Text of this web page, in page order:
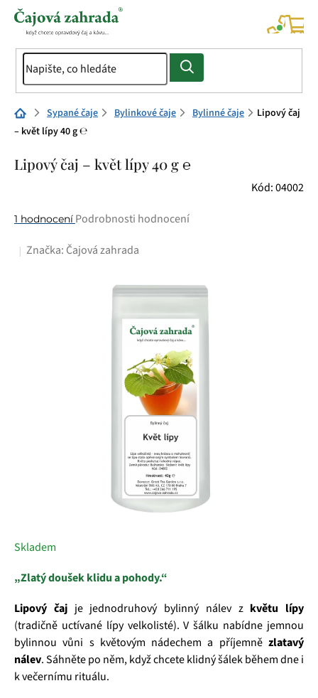
Přejít
Domů Sypané čaje Bylinkové čaje Bylinné čaje
Lipový čaj
– květ lípy 40 g ℮
Lipový čaj – květ lípy 40 g ℮
Kód:04002
Průměrné
produktu
1 hodnocení Podrobnosti hodnocení
Značka: Čajová zahrada
Skladem
„Zlatý doušek klidu a pohody.“
Lipový čajje jednodruhový bylinný nálev z květu lípy
(tradičně uctívané lípy velkolisté). V šálku nabídne jemnou
bylinnou vůni s květovým nádechem a příjemně zlatavý
nálev. Sáhněte po něm, když chcete klidný šálek během dne i
k večernímu rituálu.